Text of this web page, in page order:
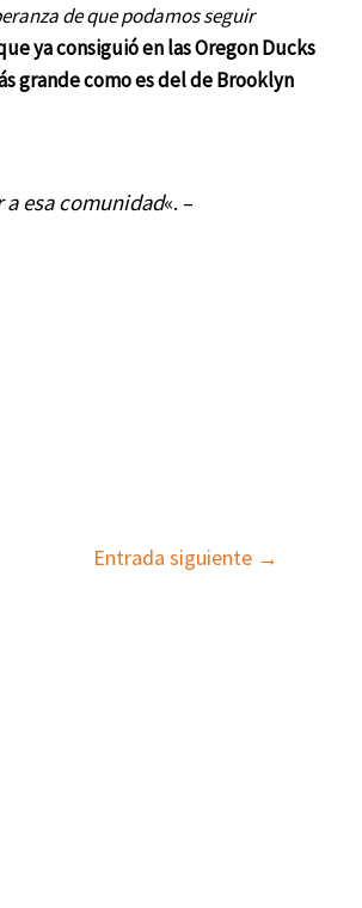
de que podamos seguir
ya consiguió en las Oregon Ducks
grande como es del de Brooklyn
esa comunidad«. –
Entrada siguiente →